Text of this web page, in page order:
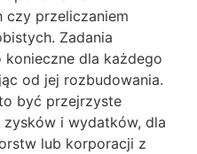
przeliczaniem
Zadania
dla każdego
od jej rozbudowania.
być przejrzyste
zysków i wydatków, dla
lub korporacji z